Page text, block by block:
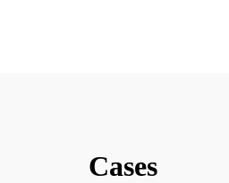
Cases